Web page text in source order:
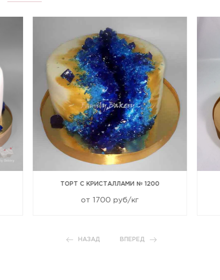
ТОРТ С КРИСТАЛЛАМИ № 1200
от 1700 руб/кг
НАЗАД ВПЕРЕД